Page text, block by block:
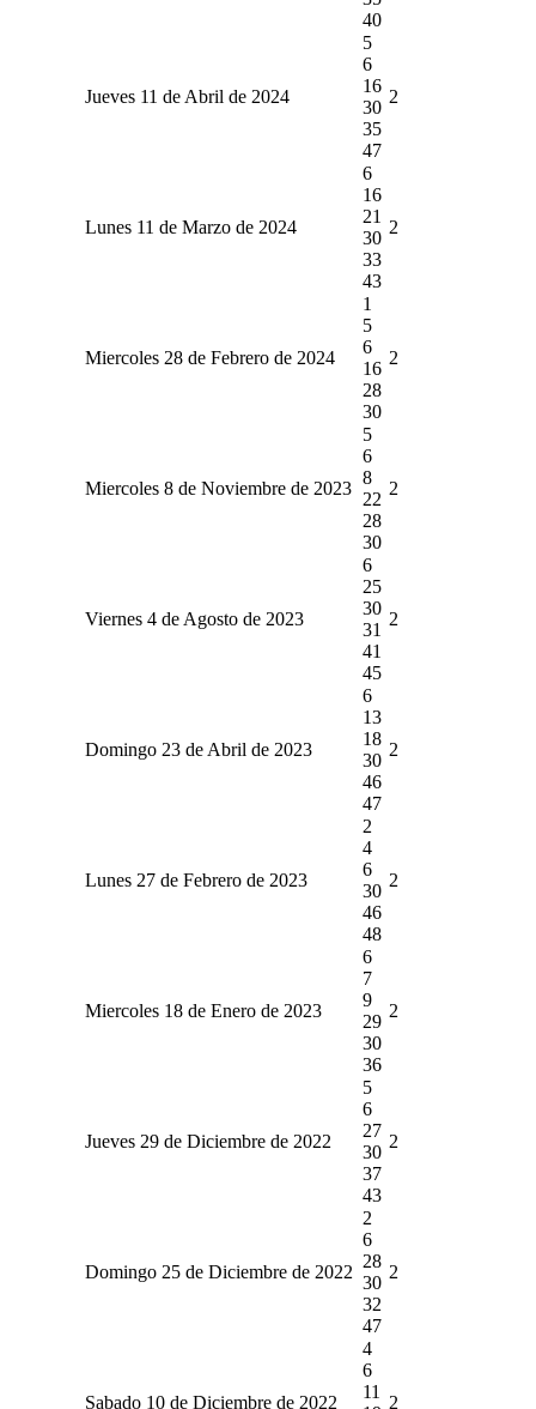
40
Jueves 11 de Abril de 2024
5
6
16
30
35
47
2
Lunes 11 de Marzo de 2024
6
16
21
30
33
43
2
Miercoles 28 de Febrero de 2024
1
5
6
16
28
30
2
Miercoles 8 de Noviembre de 2023
5
6
8
22
28
30
2
Viernes 4 de Agosto de 2023
6
25
30
31
41
45
2
Domingo 23 de Abril de 2023
6
13
18
30
46
47
2
Lunes 27 de Febrero de 2023
2
4
6
30
46
48
2
Miercoles 18 de Enero de 2023
6
7
9
29
30
36
2
Jueves 29 de Diciembre de 2022
5
6
27
30
37
43
2
Domingo 25 de Diciembre de 2022
2
6
28
30
32
47
2
Sabado 10 de Diciembre de 2022
4
6
11
2